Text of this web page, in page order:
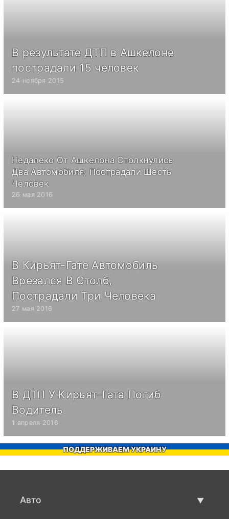
В результате ДТП в Ашкелоне
пострадали 15 человек
24 ноября 2015
Недалеко От Ашкелона Столкнулись
Два Автомобиля, Пострадали Шесть
Человек
26 мая 2016
В Кирьят-Гате Aвтомобиль
Врезался В Столб,
Пострадали Три Человека
27 мая 2016
В ДТП У Кирьят-Гата Погиб
Водитель
1 апреля 2016
ПОДДЕРЖИВАЕМ УКРАИНУ
Авто